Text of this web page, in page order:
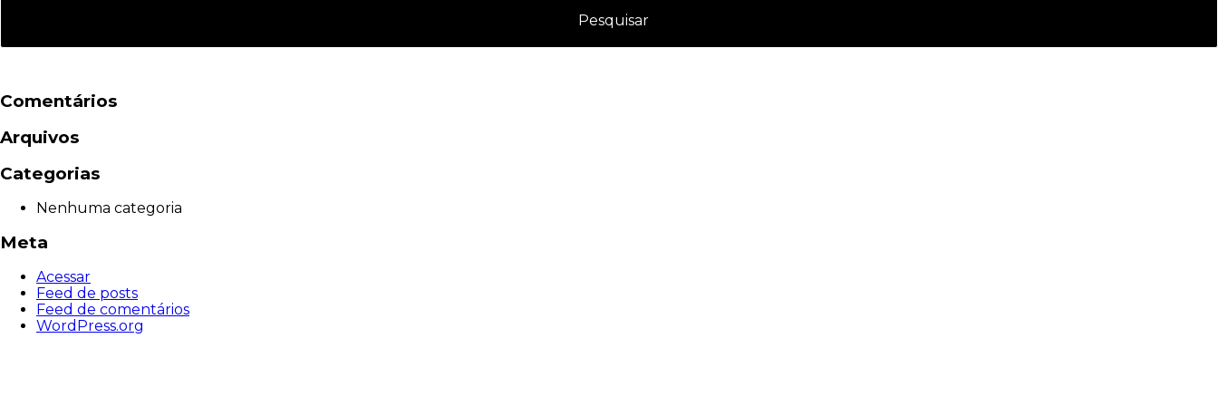
Comentários
Arquivos
Categorias
Nenhuma categoria
Meta
Acessar
Feed de posts
Feed de comentários
WordPress.org